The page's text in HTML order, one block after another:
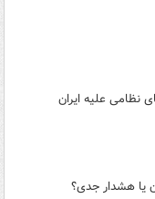
نظامی علیه ایران
یا هشدار جدی؟